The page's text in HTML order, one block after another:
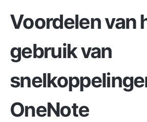
Voordelen van
gebruik van
OneNote